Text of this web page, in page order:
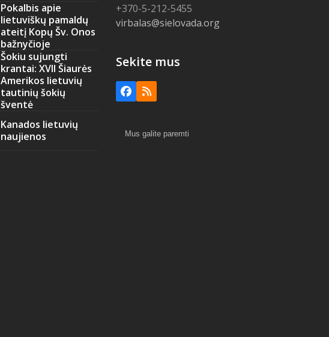
Pokalbis apie
lietuviškų pamaldų
ateitį Kopų Šv. Onos
bažnyčioje
Šokiu sujungti
krantai: XVII Šiaurės
Amerikos lietuvių
tautinių šokių
šventė
Kanados lietuvių
naujienos
+370-5-212-5455
virbalas@sielovada.org
Sekite mus
Facebook
RSS
Mus galite paremti